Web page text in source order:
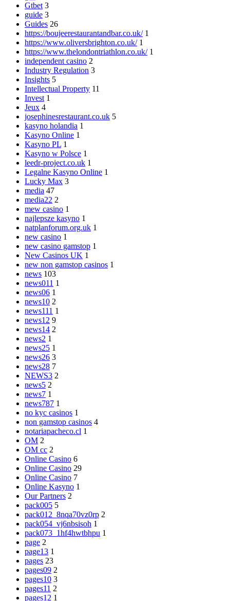
Gtbet 3
guide 3
Guides 26
https://boujeerestaurantandbar.co.uk/ 1
https://www.oliversbrighton.co.uk/ 1
https://www.thelondontriathlon.co.uk/ 1
independent casino 2
Industry Regulation 3
Insights 5
Intellectual Property 11
Invest 1
Jeux 4
josephinesrestaurant.co.uk 5
kasyno holandia 1
Kasyno Online 1
Kasyno PL 1
Kasyno w Polsce 1
leedr-project.co.uk 1
Legalne Kasyno Online 1
Lucky Max 3
media 47
media22 2
mew casino 1
najlepsze kasyno 1
natplanforum.org.uk 1
new casino 1
new casino gamstop 1
New Casinos UK 1
new non gamstop casinos 1
news 103
news011 1
news06 1
news10 2
news111 1
news12 9
news14 2
news2 1
news25 1
news26 3
news28 7
NEWS3 2
news5 2
news7 1
news787 1
no kyc casinos 1
non gamstop casinos 4
notariapacheco.cl 1
OM 2
OM cc 2
Online Casino 6
Online Casino 29
Online Casino 7
Online Kasyno 1
Our Partners 2
pack005 5
pack012_8nqa70vz0rp 2
pack054_vj6nbsisoh 1
pack073_1hf4hwtbhpu 1
page 2
page13 1
pages 23
pages09 2
pages10 3
pages11 2
pages12 1